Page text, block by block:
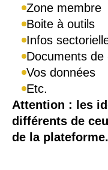
Zone membre
Boite à outils
Infos
Documents de
Vos données
Etc.
Attention : les
différents de
de la plateforme.